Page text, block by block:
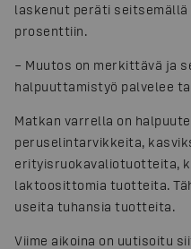
laskenut peräti
prosenttiin.
– Muutos on merkittävä ja
halpuuttamistyö palvelee
Matkan varrella on
peruselintarvikkeita,
erityisruokavaliotuotteita,
laktoosittomia tuotteita.
useita tuhansia tuotteita.
Viime aikoina on uutisoitu